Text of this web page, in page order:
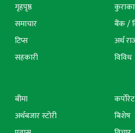
गृहपृष्ठ
समाचार
टिप्स
सहकारी
बैंक /
अर्थ
विविध
बीमा
अर्थबजार स्टोरी
कर्पोरेट
बिशेष